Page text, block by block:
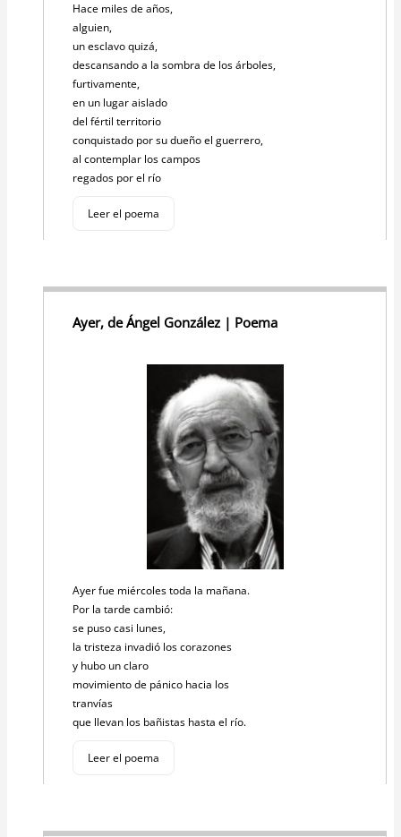
Hace miles de años,
alguien,
un esclavo quizá,
descansando a la sombra de los árboles,
furtivamente,
en un lugar aislado
del fértil territorio
conquistado por su dueño el guerrero,
al contemplar los campos
regados por el río
Leer el poema
Ayer, de Ángel González | Poema
Ayer fue miércoles toda la mañana.
Por la tarde cambió:
se puso casi lunes,
la tristeza invadió los corazones
y hubo un claro
movimiento de pánico hacia los
tranvías
que llevan los bañistas hasta el río.
Leer el poema